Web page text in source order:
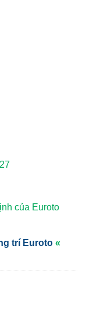
của Euroto
trí Euroto «